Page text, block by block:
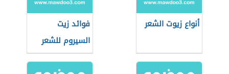
أنواع زيوت الشعر
فوائد زيت
السيروم للشعر